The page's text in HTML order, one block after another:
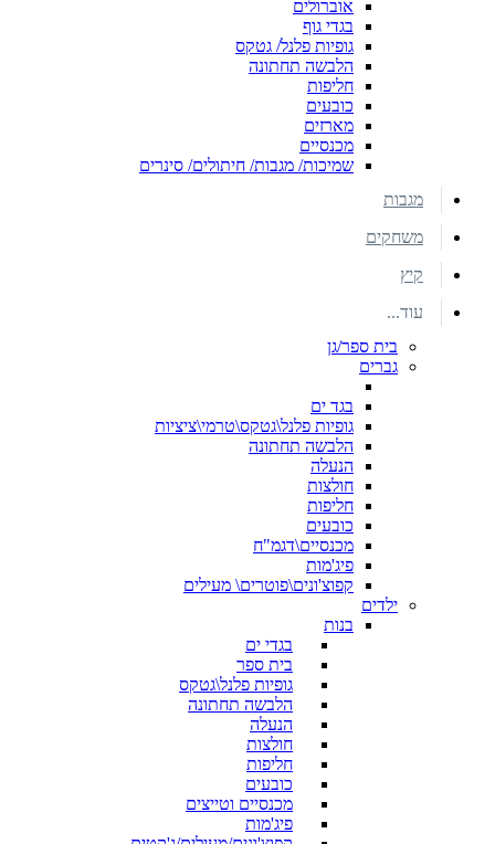
אוברולים
בגדי גוף
גופיות פלנל/ גטקס
הלבשה תחתונה
חליפות
כובעים
מארזים
מכנסיים
שמיכות/ מגבות/ חיתולים/ סינרים
מגבות
משחקים
קיץ
עוד...
בית ספר/גן
גברים
בגד ים
גופיות פלנל\גטקס\טרמי\ציציות
הלבשה תחתונה
הנעלה
חולצות
חליפות
כובעים
מכנסיים\דגמ"ח
פיג'מות
קפוצ'ונים\פוטרים\ מעילים
ילדים
בנות
בגדי ים
בית ספר
גופיות פלנל\גטקס
הלבשה תחתונה
הנעלה
חולצות
חליפות
כובעים
מכנסיים וטייצים
פיג'מות